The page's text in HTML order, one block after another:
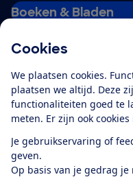
Cookies
We plaatsen cookies.
plaatsen we altijd. Deze
functionaliteiten goed te
meten. Er zijn ook
Je gebruikservaring of
geven.
Op basis van je gedrag
Boeken & Bladen
Alles
app